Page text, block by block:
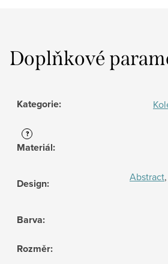
Doplňkové
Kategorie:
?
Materiál:
Design: Abstract,
Barva:
Rozměr: